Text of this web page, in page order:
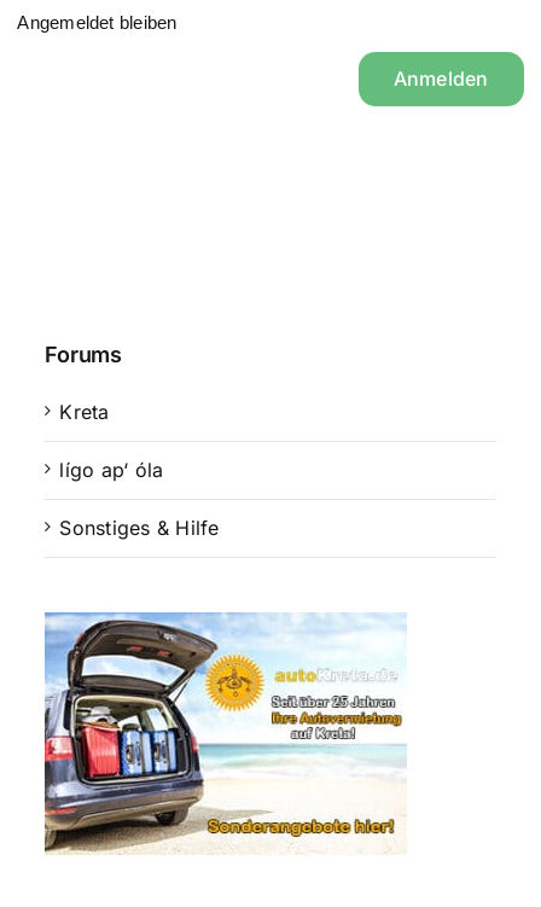
Angemeldet bleiben
Anmelden
Forums
Kreta
lígo ap‘ óla
Sonstiges & Hilfe